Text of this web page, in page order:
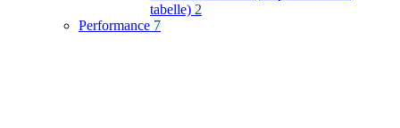
tabelle) 2
Performance 7